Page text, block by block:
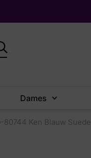
Dames
80744 Ken Blauw Suede